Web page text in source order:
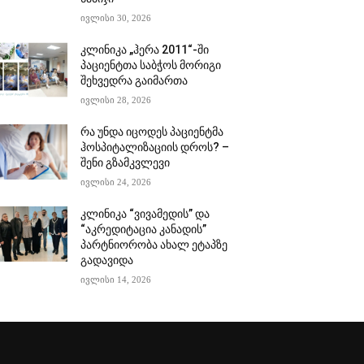
ივლისი 30, 2026
კლინიკა „ჰერა 2011“-ში
პაციენტთა საბჭოს მორიგი
შეხვედრა გაიმართა
ივლისი 28, 2026
რა უნდა იცოდეს პაციენტმა
ჰოსპიტალიზაციის დროს? –
შენი გზამკვლევი
ივლისი 24, 2026
კლინიკა “ვივამედის” და
“აკრედიტაცია კანადის”
პარტნიორობა ახალ ეტაპზე
გადავიდა
ივლისი 14, 2026